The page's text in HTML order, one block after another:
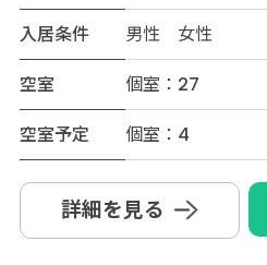
入居条件
男性 女性
空室
個室：27
空室予定
個室：4
詳細を見る